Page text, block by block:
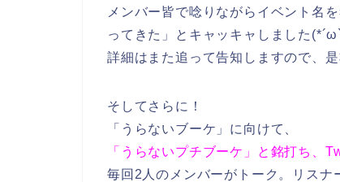
メンバー皆で唸りながらイベント名
ってきた」とキャッキャしました
詳細はまた追って告知しますので、
そしてさらに！
「うらないブーケ」に向けて、
「うらないプチブーケ」と銘打ち、
毎回2人のメンバーがトーク。リス